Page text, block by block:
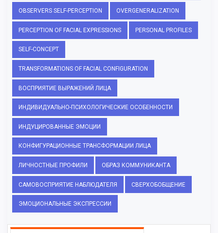
OBSERVERS SELF-PERCEPTION OVERGENERALIZATION
PERCEPTION OF FACIAL EXPRESSIONS PERSONAL PROFILES
SELF-CONCEPT
TRANSFORMATIONS OF FACIAL CONFIGURATION
ВОСПРИЯТИЕ ВЫРАЖЕНИЙ ЛИЦА
ИНДИВИДУАЛЬНО-ПСИХОЛОГИЧЕСКИЕ ОСОБЕННОСТИ
ИНДУЦИРОВАННЫЕ ЭМОЦИИ
КОНФИГУРАЦИОННЫЕ ТРАНСФОРМАЦИИ ЛИЦА
ЛИЧНОСТНЫЕ ПРОФИЛИ ОБРАЗ КОММУНИКАНТА
САМОВОСПРИЯТИЕ НАБЛЮДАТЕЛЯ СВЕРХОБОБЩЕНИЕ
ЭМОЦИОНАЛЬНЫЕ ЭКСПРЕССИИ